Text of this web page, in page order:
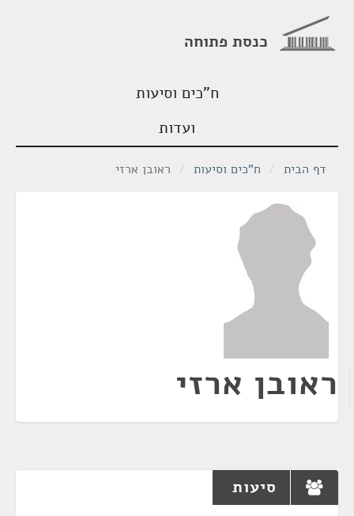
כנסת פתוחה
ח"כים וסיעות
ועדות
דף הבית / ח"כים וסיעות / ראובן ארזי
ראובן ארזי
סיעות